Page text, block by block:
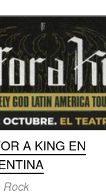
A KING EN
Rock